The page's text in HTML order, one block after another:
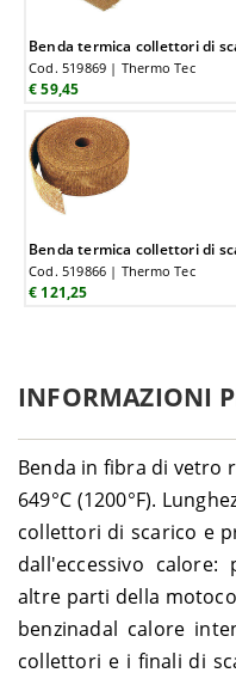
Benda termica collettori di
Cod. 519869 | Thermo Tec
€ 59,45
Benda termica collettori di
Cod. 519866 | Thermo Tec
€ 121,25
INFORMAZIONI
Benda in fibra di vetro
649°C (1200°F).
collettori di scarico e
dall'eccessivo
altre parti della
benzinadal calore
collettori e i finali di